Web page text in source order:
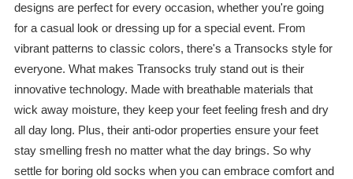
designs are perfect for every occasion, whether you're going
for a casual look or dressing up for a special event. From
vibrant patterns to classic colors, there's a Transocks style for
everyone. What makes Transocks truly stand out is their
innovative technology. Made with breathable materials that
wick away moisture, they keep your feet feeling fresh and dry
all day long. Plus, their anti-odor properties ensure your feet
stay smelling fresh no matter what the day brings. So why
settle for boring old socks when you can embrace comfort and